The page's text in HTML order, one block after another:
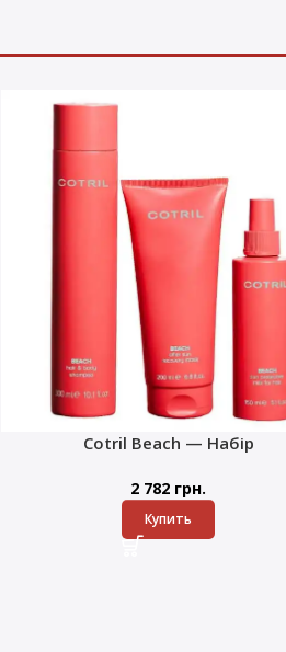
Cotril Beach — Набір
2 782 грн.
Купить